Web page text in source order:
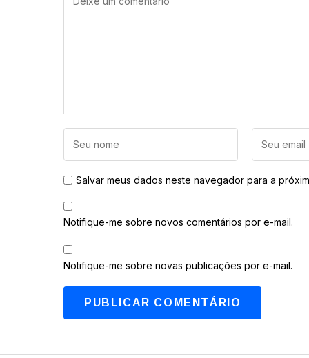
Salvar meus dados neste navegador para a
Notifique-me sobre novos comentários por e-mail.
Notifique-me sobre novas publicações por e-mail.